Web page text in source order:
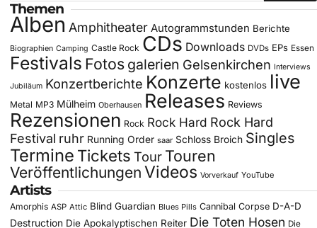
Themen
Alben Amphitheater Autogrammstunden Berichte
Biographien Camping Castle Rock CDs Downloads DVDs EPs Essen
Festivals Fotos galerien Gelsenkirchen Interviews
Jubiläum Konzertberichte Konzerte kostenlos live
Metal MP3 Mülheim Oberhausen Releases Reviews
Rezensionen Rock Rock Hard Rock Hard
Festival ruhr Running Order saar Schloss Broich Singles
Termine Tickets Tour Touren
Veröffentlichungen Videos Vorverkauf YouTube
Artists
Amorphis ASP Attic Blind Guardian Blues Pills Cannibal Corpse D-A-D
Destruction Die Apokalyptischen Reiter Die Toten Hosen Die